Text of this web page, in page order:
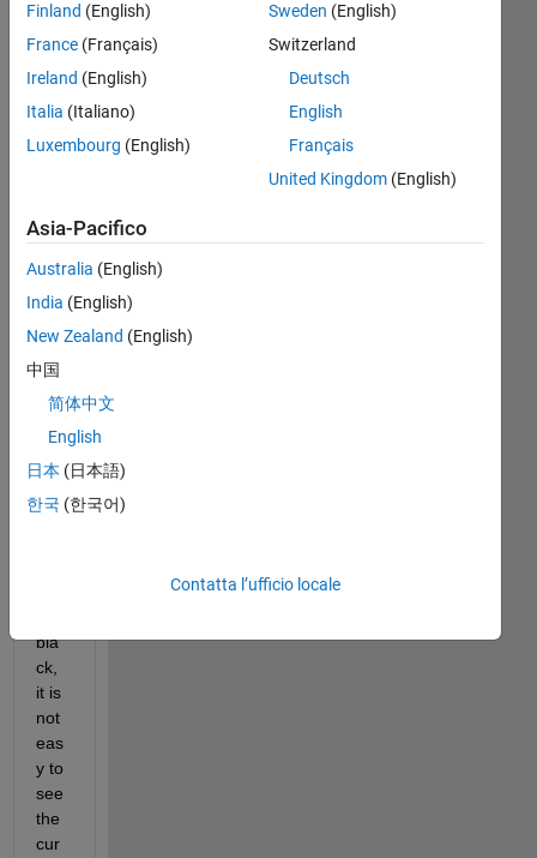
ulin
k,
ry
tim
e
pe
use
the
bla
ck,
it is
not
eas
y to
see
the
cur
Finland (English)
France (Français)
Ireland (English)
Italia (Italiano)
Luxembourg (English)
Sweden (English)
Switzerland
Deutsch
English
Français
United Kingdom(English)
Asia-Pacifico
Australia (English)
India (English)
New Zealand (English)
中国
简体中文
English
日本 (日本語)
한국 (한국어)
Contatta l’ufficio locale